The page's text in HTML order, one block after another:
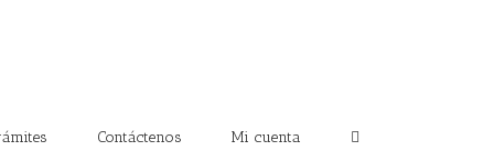
Contáctenos Mi cuenta